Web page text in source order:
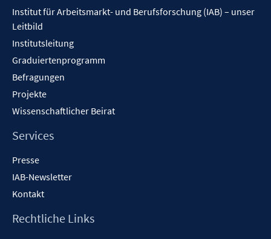
Institut für Arbeitsmarkt- und Berufsforschung (IAB) – unser
Leitbild
Institutsleitung
Graduiertenprogramm
Befragungen
Projekte
Wissenschaftlicher Beirat
Services
Presse
IAB-Newsletter
Kontakt
Rechtliche Links